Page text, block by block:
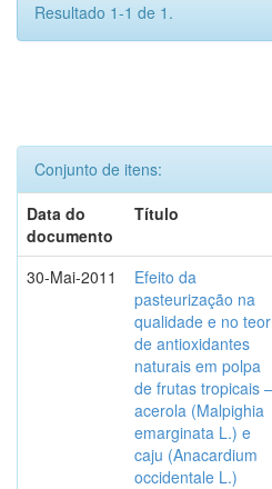
Resultado 1-1 de 1.
Conjunto de itens:
Data do
documento
Título
30-Mai-2011
Efeito da
pasteurização na
qualidade e no teor
de antioxidantes
naturais em polpa
de frutas tropicais –
acerola (Malpighia
emarginata L.) e
caju (Anacardium
occidentale L.)